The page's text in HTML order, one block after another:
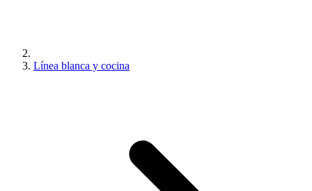
Línea blanca y cocina